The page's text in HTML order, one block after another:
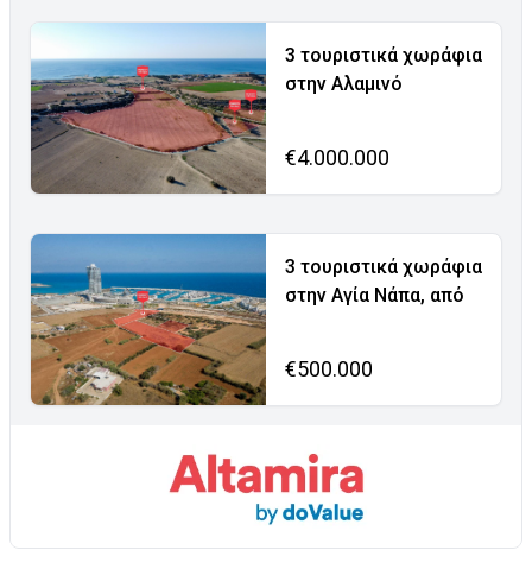
3 τουριστικά χωράφια
στην Αλαμινό
€4.000.000
3 τουριστικά χωράφια
στην Αγία Νάπα, από
€500.000